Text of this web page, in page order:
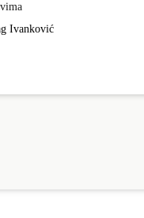
Ivanković